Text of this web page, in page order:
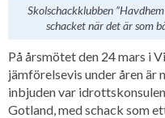
Skolschackklubben
schacket när det är som
På årsmötet den 24 mars i
jämförelsevis under åren är
inbjuden var
Gotland, med schack som